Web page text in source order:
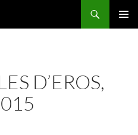
D’EROS,